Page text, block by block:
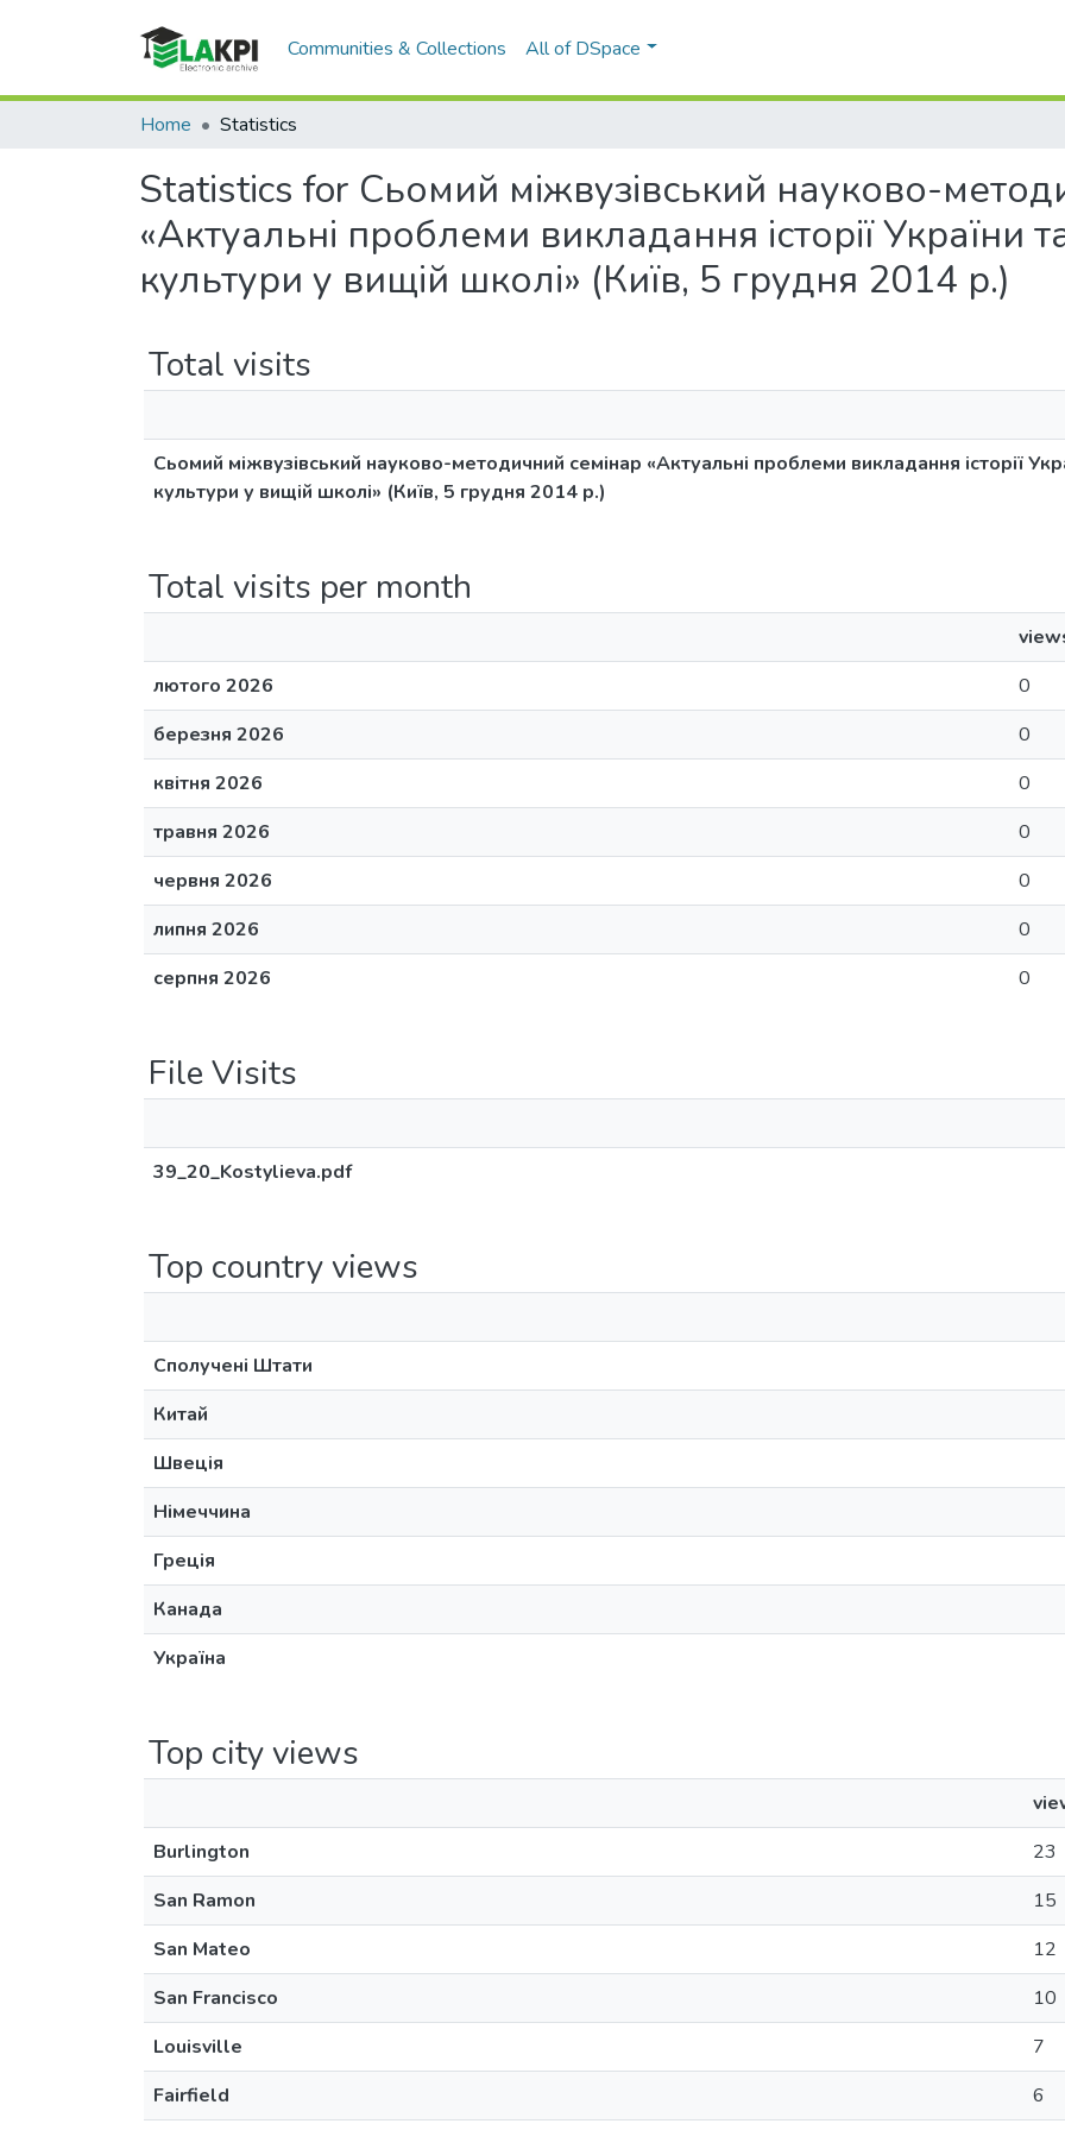
Communities & Collections All of DSpace
Home Statistics
Statistics for Сьомий міжвузівський науково-
«Актуальні проблеми викладання історії України та
культури у вищій школі» (Київ, 5 грудня 2014 р.)
Total visits
Сьомий міжвузівський науково-методичний семінар «Актуальні проблеми викладання історії
культури у вищій школі» (Київ, 5 грудня 2014 р.)
Total visits per month
лютого 2026
0
березня 2026
0
квітня 2026
0
травня 2026
0
червня 2026
0
липня 2026
0
серпня 2026
0
File Visits
39_20_Kostylieva.pdf
Top country views
Сполучені Штати
Китай
Швеція
Німеччина
Греція
Канада
Україна
Top city views
Burlington
23
San Ramon
15
San Mateo
12
San Francisco
10
Louisville
7
Fairfield
6